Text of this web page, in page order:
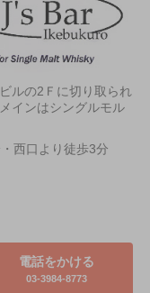
ルの2Ｆに切り取られ
インはシングルモル
西口より徒歩3分
電話をかける
03-3984-8773